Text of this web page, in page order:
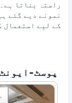
نمونے دیے گئے
کے لیے استعمال